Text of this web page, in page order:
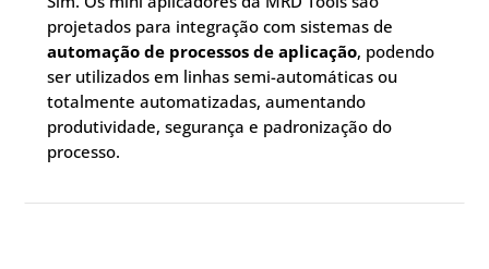
projetados para integração com sistemas de
automação de processos de aplicação, podendo
ser utilizados em linhas semi-automáticas ou
totalmente automatizadas, aumentando
produtividade, segurança e padronização do
processo.